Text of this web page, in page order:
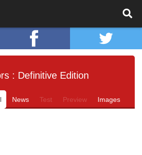
: Definitive Edition
News Test Preview Images